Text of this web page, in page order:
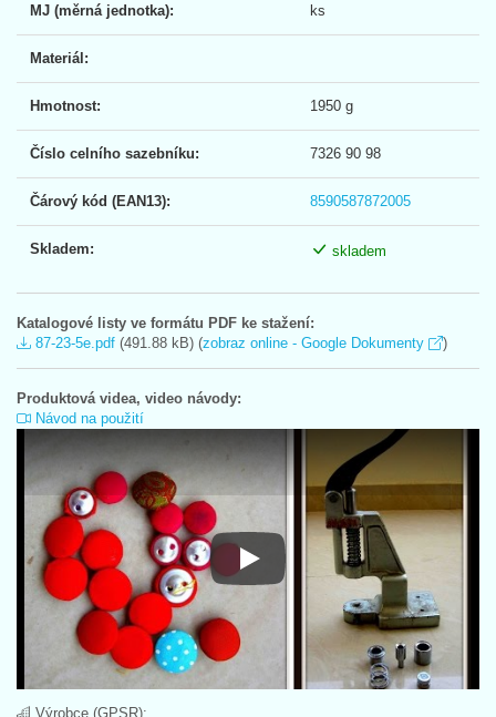
MJ (měrná jednotka): ks
Materiál:
Hmotnost: 1950 g
Číslo celního sazebníku: 7326 90 98
Čárový kód (EAN13): 8590587872005
Skladem: skladem
Katalogové listy ve formátu PDF ke stažení:
87-23-5e.pdf (491.88 kB) (zobraz online - Google Dokumenty )
Produktová videa, video návody:
Návod na použití
Návod na použití
Výrobce (GPSR):